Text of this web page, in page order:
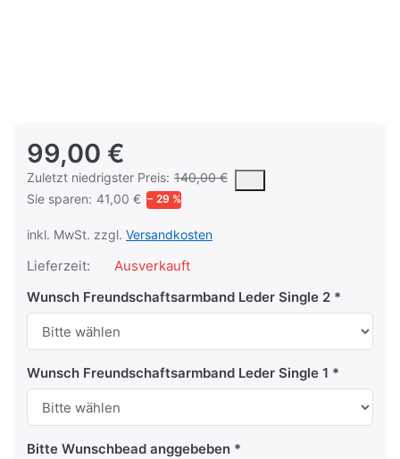
99,00 €
Zuletzt niedrigster Preis: 140,00 €
Es handelt sich um den niedrigsten Preis des Produktes in
Sie sparen: 41,00 € − 29 %
inkl. MwSt. zzgl. Versandkosten
Lieferzeit:
Ausverkauft
Wunsch Freundschaftsarmband Leder Single 2
Wunsch Freundschaftsarmband Leder Single 1
Bitte Wunschbead anggebeben